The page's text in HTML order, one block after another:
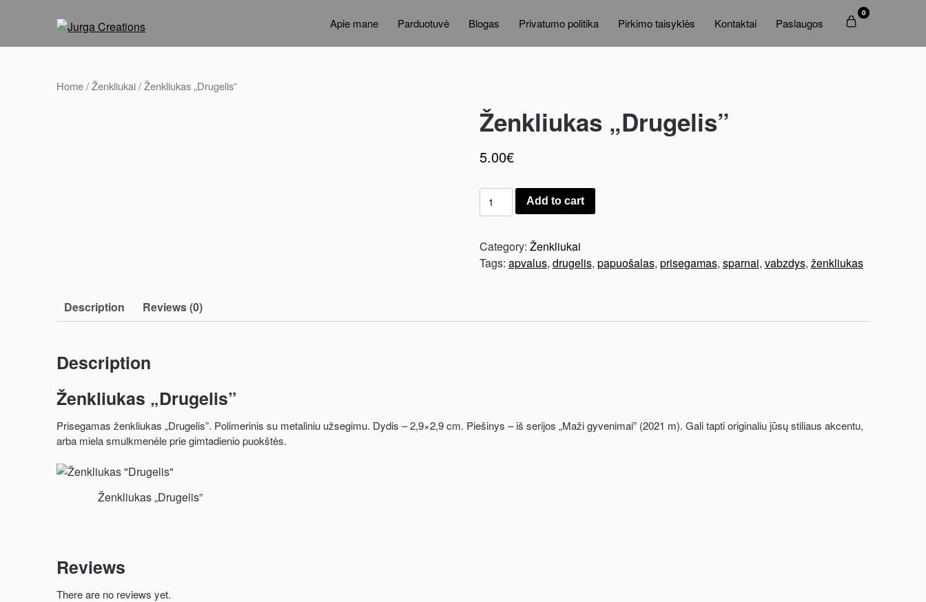
Apie mane Parduotuvė Blogas Privatumo politika Pirkimo taisyklės Kontaktai Paslaugos
0
Home/Ženkliukai/ Ženkliukas „Drugelis”
Ženkliukas „Drugelis”
5.00€
Add to cart
Category: Ženkliukai
Tags: apvalus, drugelis, papuošalas, prisegamas, sparnai, vabzdys, ženkliukas
Description Reviews (0)
Description
Ženkliukas „Drugelis”
Prisegamas ženkliukas „Drugelis”. Polimerinis su metaliniu užsegimu. Dydis – 2,9×2,9 cm. Piešinys – iš serijos „Maži gyvenimai” (2021 m). Gali tapti originaliu jūsų stiliaus akcentu,
arba miela smulkmenėle prie gimtadienio puokštės.
Ženkliukas „Drugelis”
Reviews
There are no reviews yet.